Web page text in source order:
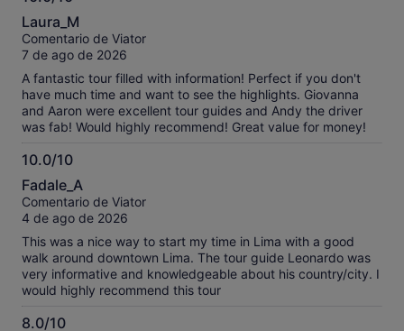
10.0
sobre
10
Laura_M
Comentario de Viator
7 de ago de 2026
A fantastic tour filled with information! Perfect if you don't
have much time and want to see the highlights. Giovanna
and Aaron were excellent tour guides and Andy the driver
was fab! Would highly recommend! Great value for money!
10.0/10
10.0
sobre
10
Fadale_A
Comentario de Viator
4 de ago de 2026
This was a nice way to start my time in Lima with a good
walk around downtown Lima. The tour guide Leonardo was
very informative and knowledgeable about his country/city. I
would highly recommend this tour
8.0/10